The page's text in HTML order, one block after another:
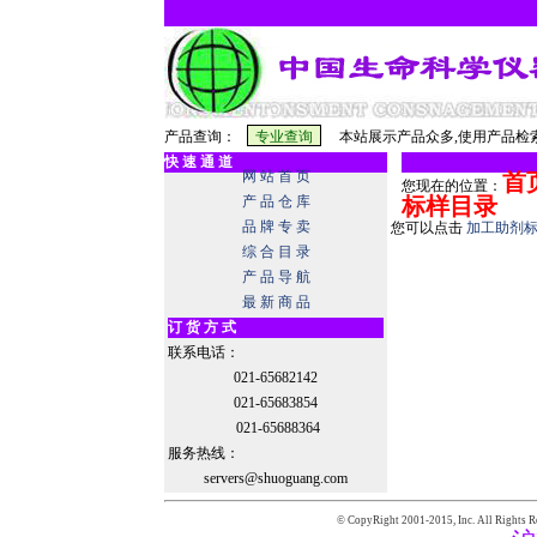
产品查询：
本站展示产品众多,使用产品检
快 速 通 道
网 站 首 页
产 品 仓 库
品 牌 专 卖
综 合 目 录
产 品 导 航
最 新 商 品
订 货 方 式
联系电话：
021-65682142
021-65683854
021-65688364
服务热线：
servers@shuoguang.com
您现在的位置： 首
标样目录
您可以点击 加工助剂
© CopyRight 2001-2015, Inc. All Rights